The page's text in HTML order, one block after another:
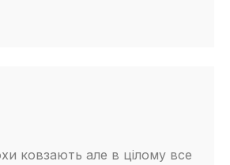
ковзають але в цілому все